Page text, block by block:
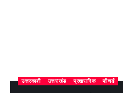
उत्तरकाशी उत्तराखंड प्रशासनिक फीचर्ड